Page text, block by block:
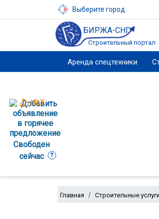
Выберите город
БИРЖА-СНГ
Строительный портал
Аренда спецтехники
HOT
Свободен
сейчас
?
Главная Строительные услуги